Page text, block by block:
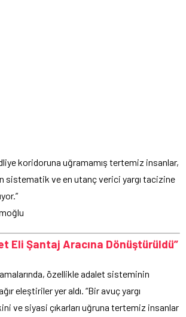
koridoruna uğramamış tertemiz insanlar,
sistematik ve en utanç verici yargı tacizine
Eli Şantaj Aracına Dönüştürüldü”
özellikle adalet sisteminin
eleştiriler yer aldı. “Bir avuç yargı
ve siyasi çıkarları uğruna tertemiz insanlar